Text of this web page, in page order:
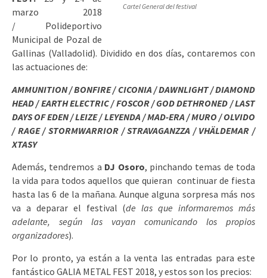
Cartel General del festival
marzo 2018
/ Polideportivo
Municipal de Pozal de
Gallinas (Valladolid). Dividido en dos días, contaremos con
las actuaciones de:
AMMUNITION / BONFIRE / CICONIA / DAWNLIGHT / DIAMOND
HEAD / EARTH ELECTRIC / FOSCOR / GOD DETHRONED / LAST
DAYS OF EDEN / LEIZE / LEYENDA / MAD-ERA / MURO / OLVIDO
/ RAGE / STORMWARRIOR / STRAVAGANZZA / VHÄLDEMAR /
XTASY
Además, tendremos a DJ Osoro, pinchando temas de toda
la vida para todos aquellos que quieran continuar de fiesta
hasta las 6 de la mañana. Aunque alguna sorpresa más nos
va a deparar el festival (de las que informaremos más
adelante, según las vayan comunicando los propios
organizadores).
Por lo pronto, ya están a la venta las entradas para este
fantástico GALIA METAL FEST 2018, y estos son los precios: